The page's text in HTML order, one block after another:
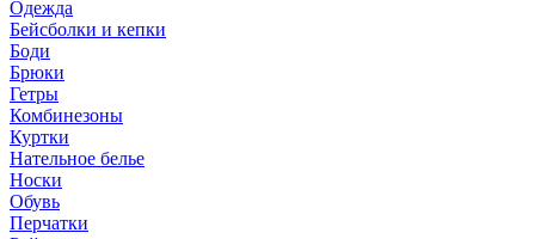
Одежда
Бейсболки и кепки
Боди
Брюки
Гетры
Комбинезоны
Куртки
Нательное белье
Носки
Обувь
Перчатки